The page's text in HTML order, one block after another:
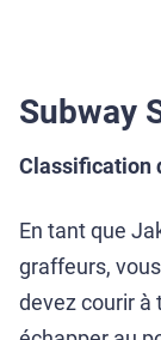
Subway
Classification
En tant que
graffeurs,
devez courir à